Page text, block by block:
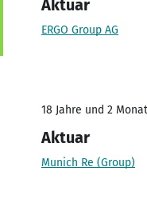
Aktuar
ERGO Group AG
18 Jahre und 2
Aktuar
Munich Re (Group)